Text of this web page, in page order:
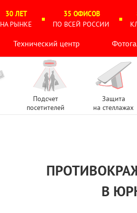
30 ЛЕТ
НА РЫНКЕ
35 ОФИСОВ
ПО ВСЕЙ РОССИИ
Технический центр
Подсчет
посетителей
Защита
на стеллажах
В